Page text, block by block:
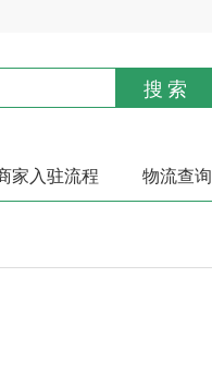
搜索
家入驻流程 物流查询